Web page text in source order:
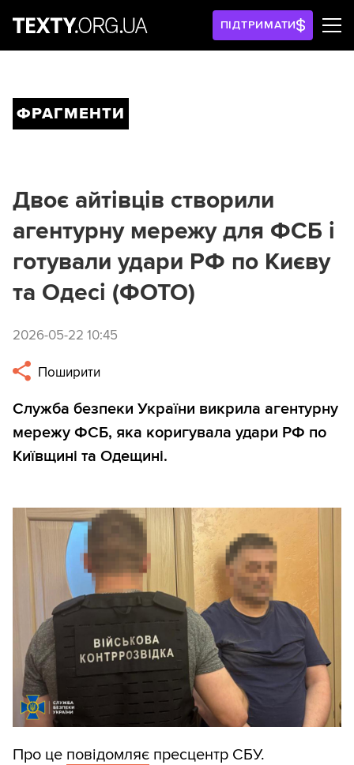
ПІДТРИМАТИ
ФРАГМЕНТИ
Двоє айтівців створили
агентурну мережу для ФСБ і
готували удари РФ по Києву
та Одесі (ФОТО)
2026-05-22 10:45
Поширити
Служба безпеки України викрила агентурну
мережу ФСБ, яка коригувала удари РФ по
Київщині та Одещині.
Про це повідомляє пресцентр СБУ.